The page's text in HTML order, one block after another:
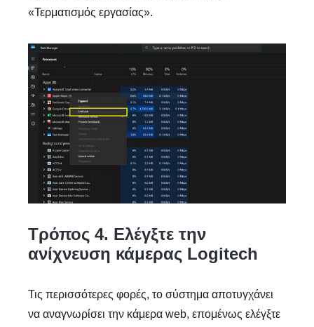
«Τερματισμός εργασίας».
Τρόπος 4. Ελέγξτε την
ανίχνευση κάμερας Logitech
Τις περισσότερες φορές, το σύστημα αποτυγχάνει
να αναγνωρίσει την κάμερα web, επομένως ελέγξτε